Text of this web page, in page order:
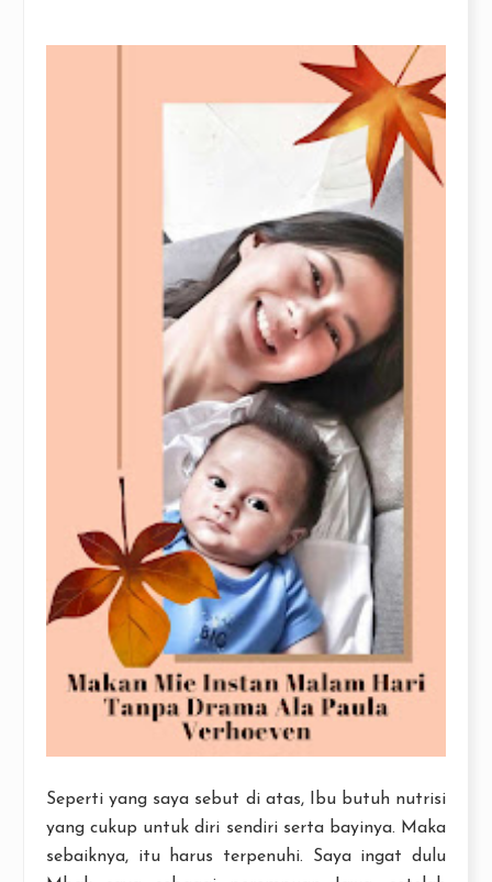
Seperti yang saya sebut di atas, Ibu butuh nutrisi
yang cukup untuk diri sendiri serta bayinya. Maka
sebaiknya, itu harus terpenuhi. Saya ingat dulu